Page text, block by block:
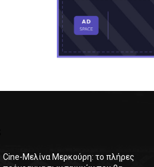
Cine-Μελίνα Μερκούρη: το πλήρες